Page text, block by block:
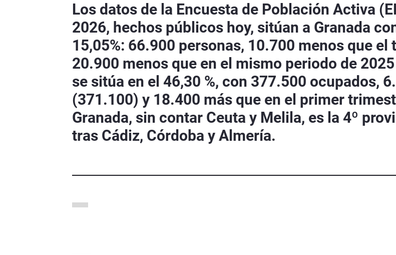
Los datos de la Encuesta de Población Activa
2026, hechos públicos hoy, sitúan a Granada
15,05%: 66.900 personas, 10.700 menos que
20.900 menos que en el mismo periodo de
se sitúa en el 46,30 %, con 377.500 ocupados,
(371.100) y 18.400 más que en el primer
Granada, sin contar Ceuta y Melila, es la 4º
tras Cádiz, Córdoba y Almería.